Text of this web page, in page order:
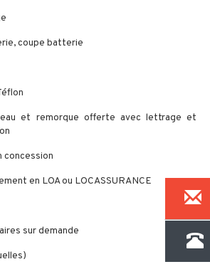
coupe batterie
et remorque offerte avec lettrage et
concession
en LOA ou LOCASSURANCE
sur demande